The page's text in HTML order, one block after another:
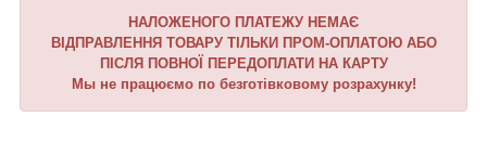
НАЛОЖЕНОГО ПЛАТЕЖУ НЕМАЄ
ВІДПРАВЛЕННЯ ТОВАРУ ТІЛЬКИ ПРОМ-ОПЛАТОЮ АБО
ПІСЛЯ ПОВНОЇ ПЕРЕДОПЛАТИ НА КАРТУ
Мы не працюємо по безготівковому розрахунку!